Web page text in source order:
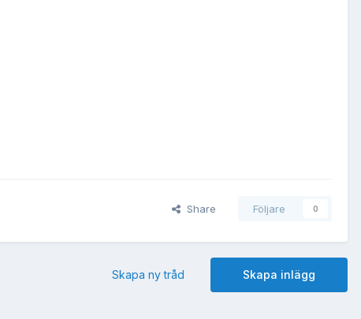
Share Följare 0
Skapa inlägg
Skapa ny tråd